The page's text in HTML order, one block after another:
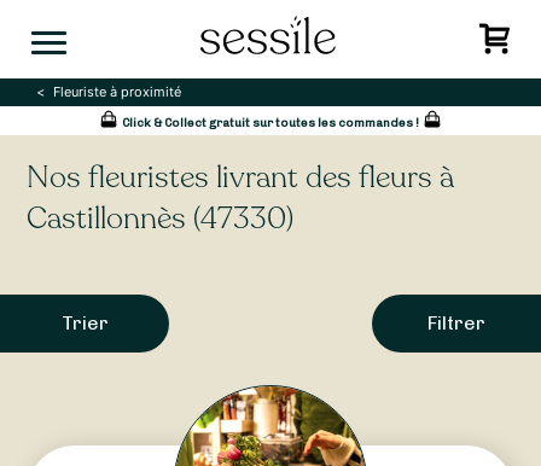
Fleuriste à proximité
Click & Collect gratuit sur toutes les commandes !
Nos fleuristes livrant des fleurs à
Castillonnès (47330)
Trier Filtrer